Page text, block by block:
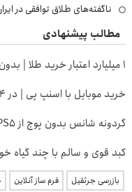
ناگفته‌های طلاق توافقی در
مطالب پیشنهادی
۱ میلیارد اعتبار خرید طلا | بدون ضامن و چک
خرید موبایل با اسنپ پی | در ۴ قسط بدون سود و کارمزد!
گردونه شانس بدون پوچ از PS5 تا آیفون17 و بیت کوین 🔥
کبد قوی و سالم با چند
بازرسی جرثقیل فرم ساز آنلاین